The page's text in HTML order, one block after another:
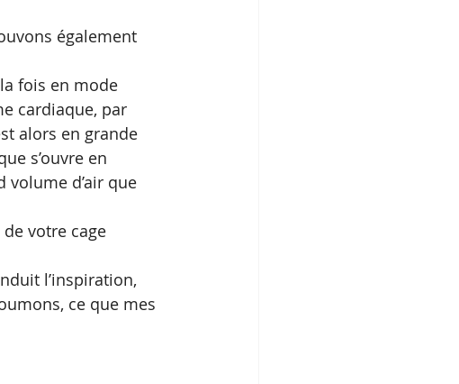
également
fois en mode
cardiaque, par
alors en grande
s’ouvre en
volume d’air que
votre cage
l’inspiration,
ce que mes